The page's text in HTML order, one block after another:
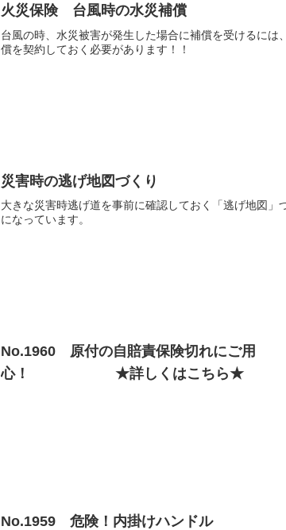
火災保険 台風時の水災補償
台風の時、水災被害が発生した場合に補償を受けるには
償を契約しておく必要があります！！
災害時の逃げ地図づくり
大きな災害時逃げ道を事前に確認しておく「逃げ地図」
になっています。
No.1960 原付の自賠責保険切れにご用
心！ ★詳しくはこちら★
No.1959 危険！内掛けハンドル